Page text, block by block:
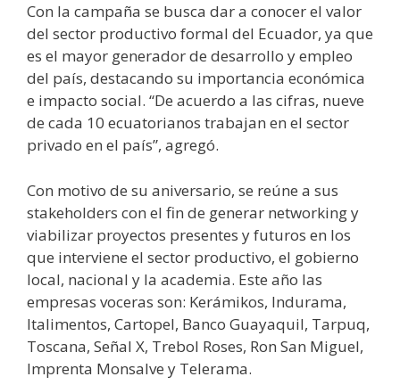
Con la campaña se busca dar a conocer el valor
del sector productivo formal del Ecuador, ya que
es el mayor generador de desarrollo y empleo
del país, destacando su importancia económica
e impacto social. “De acuerdo a las cifras, nueve
de cada 10 ecuatorianos trabajan en el sector
privado en el país”, agregó.
Con motivo de su aniversario, se reúne a sus
stakeholders con el fin de generar networking y
viabilizar proyectos presentes y futuros en los
que interviene el sector productivo, el gobierno
local, nacional y la academia. Este año las
empresas voceras son: Kerámikos, Indurama,
Italimentos, Cartopel, Banco Guayaquil, Tarpuq,
Toscana, Señal X, Trebol Roses, Ron San Miguel,
Imprenta Monsalve y Telerama.